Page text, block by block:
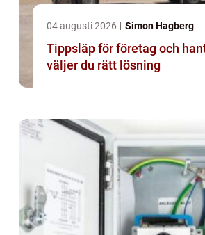
04 augusti 2026 Simon Hagberg
Tippsläp för företag och
väljer du rätt lösning